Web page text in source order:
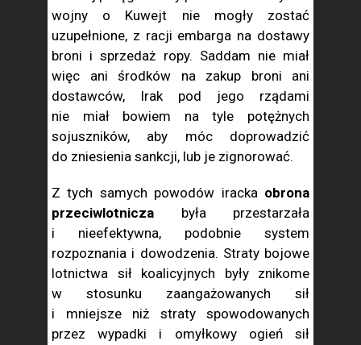
wojny o Kuwejt nie mogły zostać
uzupełnione, z racji embarga na dostawy
broni i sprzedaż ropy. Saddam nie miał
więc ani środków na zakup broni ani
dostawców, Irak pod jego rządami
nie miał bowiem na tyle potężnych
sojuszników, aby móc doprowadzić
do zniesienia sankcji, lub je zignorować.
Z tych samych powodów iracka obrona
przeciwlotnicza była przestarzała
i nieefektywna, podobnie system
rozpoznania i dowodzenia. Straty bojowe
lotnictwa sił koalicyjnych były znikome
w stosunku zaangażowanych sił
i mniejsze niż straty spowodowanych
przez wypadki i omyłkowy ogień sił